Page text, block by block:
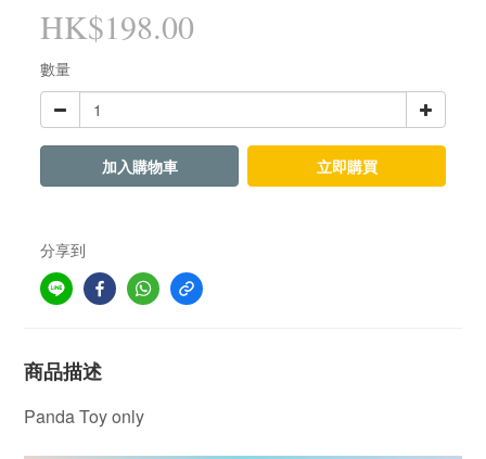
HK$198.00
數量
加入購物車 立即購買
分享到
商品描述
Panda Toy only